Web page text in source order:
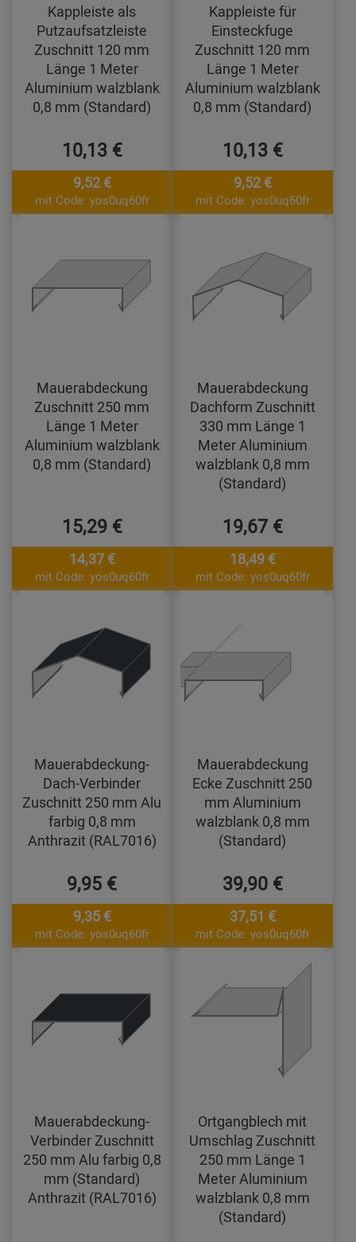
Kappleiste als
Putzaufsatzleiste
Zuschnitt 120 mm
Länge 1 Meter
Aluminium walzblank
0,8 mm (Standard)
10,13 €
9,52 €
mit Code: yos0uq60fr
Kappleiste für
Einsteckfuge
Zuschnitt 120 mm
Länge 1 Meter
Aluminium walzblank
0,8 mm (Standard)
10,13 €
9,52 €
mit Code: yos0uq60fr
Mauerabdeckung
Zuschnitt 250 mm
Länge 1 Meter
Aluminium walzblank
0,8 mm (Standard)
15,29 €
14,37 €
mit Code: yos0uq60fr
Mauerabdeckung
Dachform Zuschnitt
330 mm Länge 1
Meter Aluminium
walzblank 0,8 mm
(Standard)
19,67 €
18,49 €
mit Code: yos0uq60fr
Mauerabdeckung-
Dach-Verbinder
Zuschnitt 250 mm Alu
farbig 0,8 mm
Anthrazit (RAL7016)
9,95 €
9,35 €
mit Code: yos0uq60fr
Mauerabdeckung
Ecke Zuschnitt 250
mm Aluminium
walzblank 0,8 mm
(Standard)
39,90 €
37,51 €
mit Code: yos0uq60fr
Mauerabdeckung-
Verbinder Zuschnitt
250 mm Alu farbig 0,8
mm (Standard)
Anthrazit (RAL7016)
Ortgangblech mit
Umschlag Zuschnitt
250 mm Länge 1
Meter Aluminium
walzblank 0,8 mm
(Standard)